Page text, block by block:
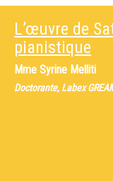
L’œuvre de
pianistique
Mme Syrine Melliti
Doctorante, Labex